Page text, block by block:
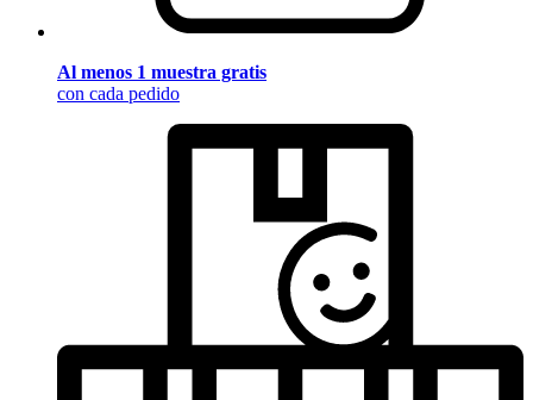
Al menos 1 muestra gratis
con cada pedido